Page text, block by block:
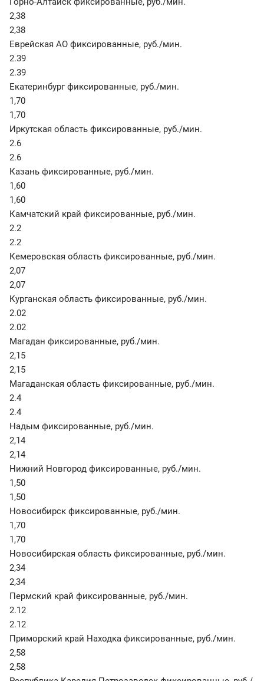
2,38
2,38
Еврейская АО фиксированные, руб./мин.
2.39
2.39
Екатеринбург фиксированные, руб./мин.
1,70
1,70
Иркутская область фиксированные, руб./мин.
2.6
2.6
Казань фиксированные, руб./мин.
1,60
1,60
Камчатский край фиксированные, руб./мин.
2.2
2.2
Кемеровская область фиксированные, руб./мин.
2,07
2,07
Курганская область фиксированные, руб./мин.
2.02
2.02
Магадан фиксированные, руб./мин.
2,15
2,15
Магаданская область фиксированные, руб./мин.
2.4
2.4
Надым фиксированные, руб./мин.
2,14
2,14
Нижний Новгород фиксированные, руб./мин.
1,50
1,50
Новосибирск фиксированные, руб./мин.
1,70
1,70
Новосибирская область фиксированные, руб./мин.
2,34
2,34
Пермский край фиксированные, руб./мин.
2.12
2.12
Приморский край Находка фиксированные, руб./мин.
2,58
2,58